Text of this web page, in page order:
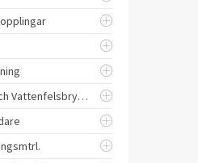
Läckageskydd och Vattenfelsbrytare